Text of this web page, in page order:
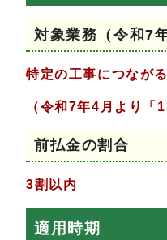
対象業務（令和7
特定の工事につなが
（令和7年4月より
前払金の割合
3割以内
適用時期